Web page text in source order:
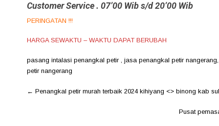
Customer Service . 07’00 Wib s/d 20’00 Wib
PERINGATAN !!!
HARGA SEWAKTU – WAKTU DAPAT BERUBAH
pasang intalasi penangkal petir , jasa penangkal petir nangerang
petir nangerang
Post
← Penangkal petir murah terbaik 2024 kihiyang <> binong kab
Pusat